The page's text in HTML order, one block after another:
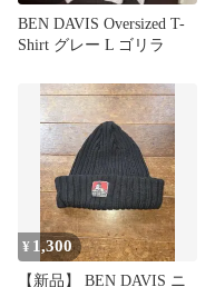
BEN DAVIS Oversized T-
Shirt グレー L ゴリラ
¥ 1,300
【新品】 BEN DAVIS ニ